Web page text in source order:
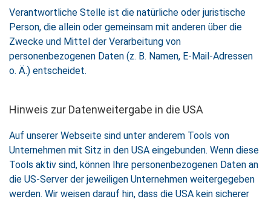
Verantwortliche Stelle ist die natürliche oder juristische
Person, die allein oder gemeinsam mit anderen über die
Zwecke und Mittel der Verarbeitung von
personenbezogenen Daten (z. B. Namen, E-Mail-Adressen
o. Ä.) entscheidet.
Hinweis zur Datenweitergabe in die USA
Auf unserer Webseite sind unter anderem Tools von
Unternehmen mit Sitz in den USA eingebunden. Wenn diese
Tools aktiv sind, können Ihre personenbezogenen Daten an
die US-Server der jeweiligen Unternehmen weitergegeben
werden. Wir weisen darauf hin, dass die USA kein sicherer